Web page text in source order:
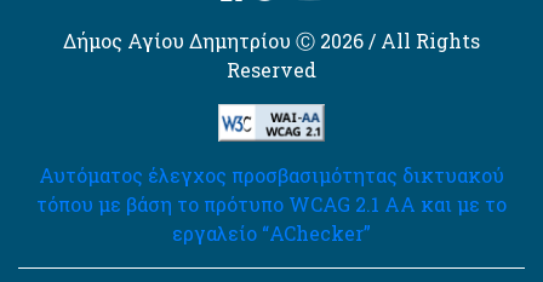
Δήμος Αγίου Δημητρίου Ⓒ 2026 / All Rights
Reserved
Αυτόματος έλεγχος προσβασιμότητας δικτυακού
τόπου με βάση το πρότυπο WCAG 2.1 AA και με το
εργαλείο “AChecker”